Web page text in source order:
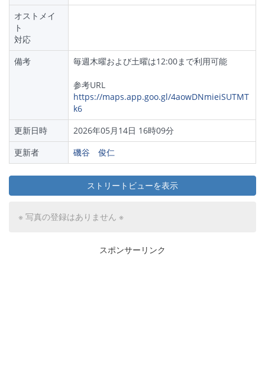
オストメイ
ト
対応
備考
毎週木曜および土曜は12:00まで利用可能
参考URL
https://maps.app.goo.gl/4aowDNmieiSUTMT
k6
更新日時
2026年05月14日 16時09分
更新者
磯谷 俊仁
ストリートビューを表示
※ 写真の登録はありません ※
スポンサーリンク